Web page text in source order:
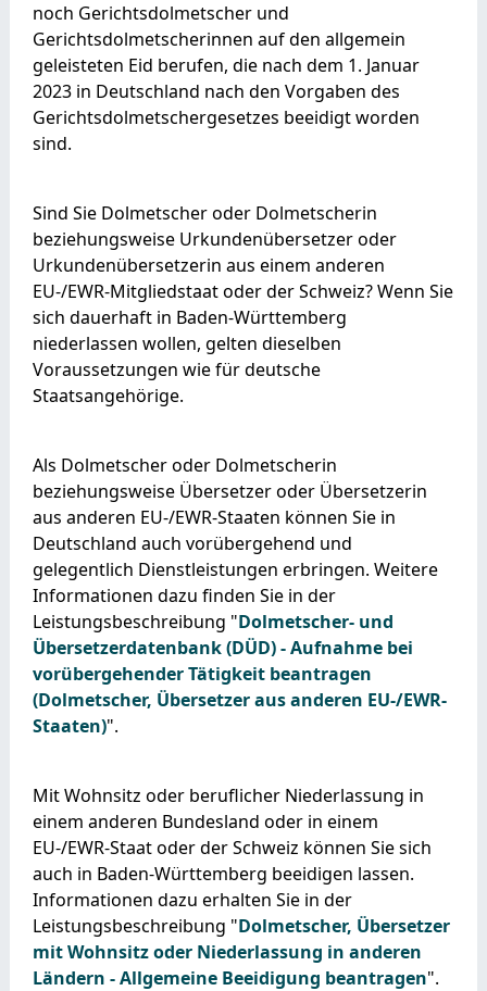
noch Gerichtsdolmetscher und
Gerichtsdolmetscherinnen auf den allgemein
geleisteten Eid berufen, die nach dem 1. Januar
2023 in Deutschland nach den Vorgaben des
Gerichtsdolmetschergesetzes beeidigt worden
sind.
Sind Sie Dolmetscher oder Dolmetscherin
beziehungsweise Urkundenübersetzer oder
Urkundenübersetzerin aus einem anderen
EU-/EWR-Mitgliedstaat oder der Schweiz? Wenn Sie
sich dauerhaft in Baden-Württemberg
niederlassen wollen, gelten dieselben
Voraussetzungen wie für deutsche
Staatsangehörige.
Als Dolmetscher oder Dolmetscherin
beziehungsweise Übersetzer oder Übersetzerin
aus anderen EU-/EWR-Staaten können Sie in
Deutschland auch vorübergehend und
gelegentlich Dienstleistungen erbringen. Weitere
Informationen dazu finden Sie in der
Leistungsbeschreibung "Dolmetscher- und
Übersetzerdatenbank (DÜD) - Aufnahme bei
vorübergehender Tätigkeit beantragen
(Dolmetscher, Übersetzer aus anderen EU-/EWR-
Staaten)".
Mit Wohnsitz oder beruflicher Niederlassung in
einem anderen Bundesland oder in einem
EU-/EWR-Staat oder der Schweiz können Sie sich
auch in Baden-Württemberg beeidigen lassen.
Informationen dazu erhalten Sie in der
Leistungsbeschreibung "Dolmetscher, Übersetzer
mit Wohnsitz oder Niederlassung in anderen
Ländern - Allgemeine Beeidigung beantragen".